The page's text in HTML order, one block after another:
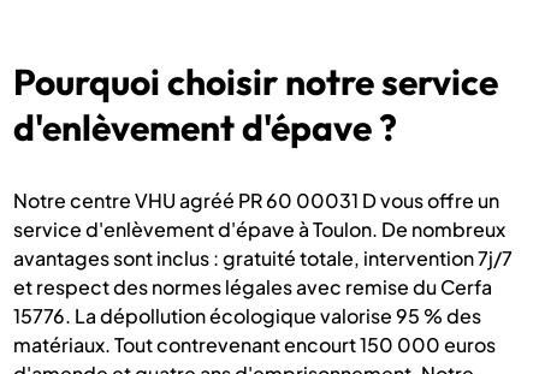
Pourquoi choisir notre service
d'enlèvement d'épave ?
Notre centre VHU agréé PR 60 00031 D vous offre un
service d'enlèvement d'épave à Toulon. De nombreux
avantages sont inclus : gratuité totale, intervention 7j/7
et respect des normes légales avec remise du Cerfa
15776. La dépollution écologique valorise 95 % des
matériaux. Tout contrevenant encourt 150 000 euros